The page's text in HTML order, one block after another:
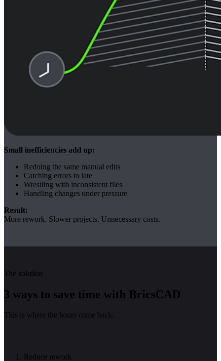
Small inefficiencies add up:
Redoing the same manual edits
Catching errors to late
Wrestling with inconsistent files
Handling changes under pressure
Result:
More rework. Slower projects. Unnecessary costs.
The solution
3 ways to save time with BricsCAD
This is where the hours come back.
Reduce rework